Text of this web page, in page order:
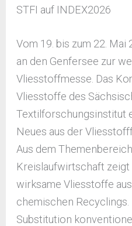
STFI auf INDEX2026
Vom 19. bis zum 22. Mai
an den Genfersee zur
Vliesstoffmesse. Das
Vliesstoffe des
Textilforschungsinstitut
Neues aus der
Aus dem
Kreislaufwirtschaft zeigt
wirksame Vliesstoffe
chemischen Recyclings.
Substitution